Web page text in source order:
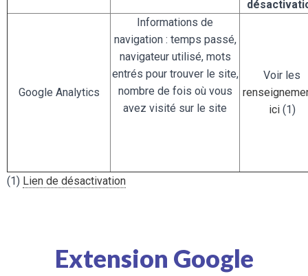
Google Analytics
Informations de
navigation : temps passé,
navigateur utilisé, mots
entrés pour trouver le site,
nombre de fois où vous
avez visité sur le site
Voir les
ici(1)
(1) Lien de désactivation
Extension Google